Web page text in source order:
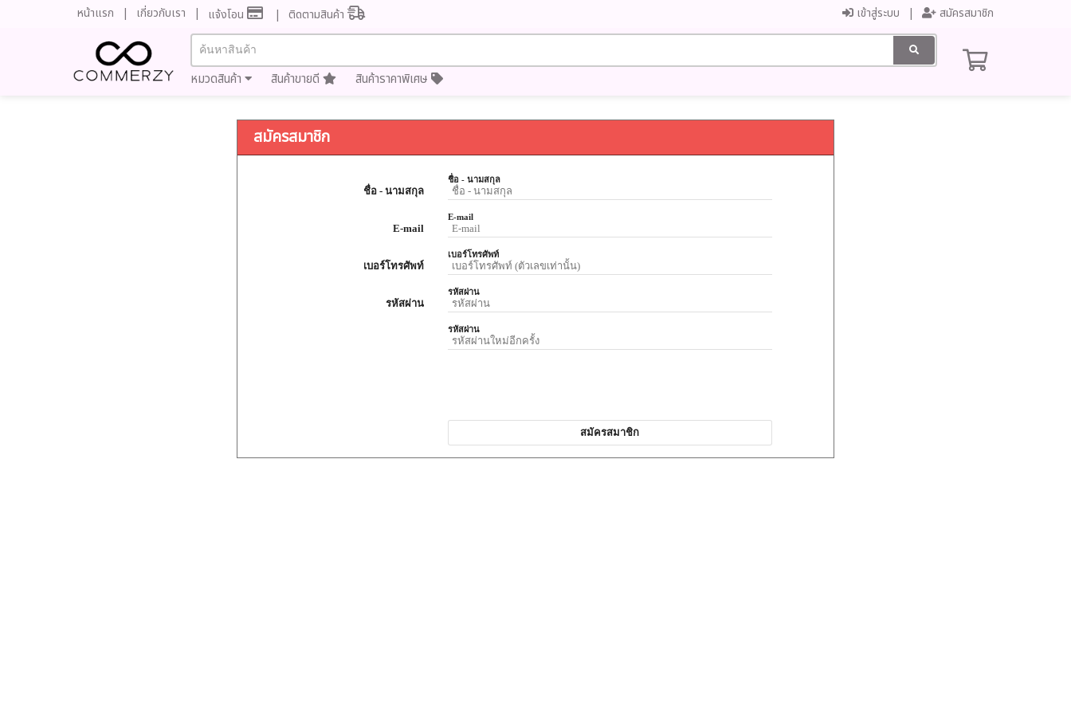
หน้าแรก เกี่ยวกับเรา แจ้งโอน ติดตามสินค้า เข้าสู่ระบบ สมัครสมาชิก
หมวดสินค้า สินค้าขายดี สินค้าราคาพิเศษ
สมัครสมาชิก
ชื่อ - นามสกุล
E-mail
เบอร์โทรศัพท์
รหัสผ่าน
ชื่อ - นามสกุล
E-mail
เบอร์โทรศัพท์
รหัสผ่าน
รหัสผ่าน
สมัครสมาชิก